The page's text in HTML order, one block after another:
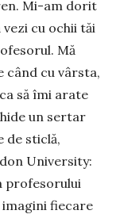
Mi-am dorit
cu ochii tăi
Mă
când cu vârsta,
să îmi arate
un sertar
de sticlă,
University:
profesorului
fiecare